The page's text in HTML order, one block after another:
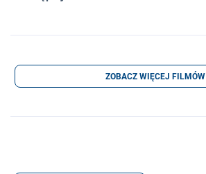
ZOBACZ WIĘCEJ FILMÓW